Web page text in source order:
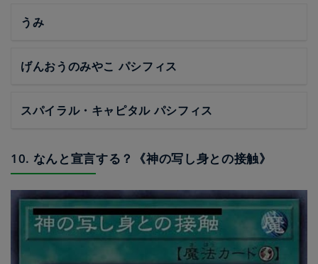
うみ
げんおうのみやこ パシフィス
スパイラル・キャピタル パシフィス
10. なんと宣言する？《神の写し身との接触》